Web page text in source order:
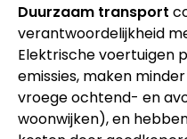
Duurzaam transport
verantwoordelijkheid
Elektrische voertuigen
emissies, maken
vroege ochtend- en
woonwijken), en